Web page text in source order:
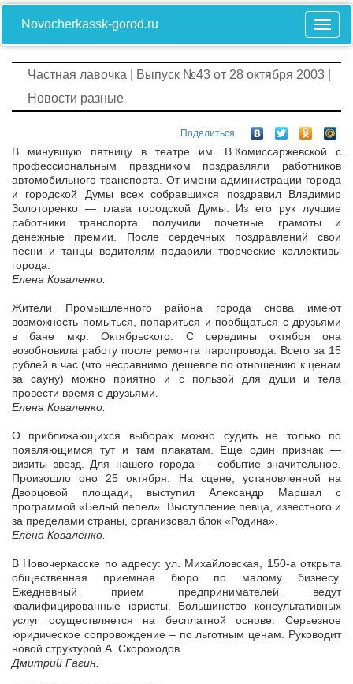
Novocherkassk-gorod.ru
Частная лавочка Выпуск №43 от 28 октября 2003
Новости разные
Поделиться
В минувшую пятницу в театре им. В.Комиссаржевской с
профессиональным праздником поздравляли работников
автомобильного транспорта. От имени администрации города
и городской Думы всех собравшихся поздравил Владимир
Золоторенко — глава городской Думы. Из его рук лучшие
работники транспорта получили почетные грамоты и
денежные премии. После сердечных поздравлений свои
песни и танцы водителям подарили творческие коллективы
города.
Елена Коваленко.
Жители Промышленного района города снова имеют
возможность помыться, попариться и пообщаться с друзьями
в бане мкр. Октябрьского. С середины октября она
возобновила работу после ремонта паропровода. Всего за 15
рублей в час (что несравнимо дешевле по отношению к ценам
за сауну) можно приятно и с пользой для души и тела
провести время с друзьями.
Елена Коваленко.
О приближающихся выборах можно судить не только по
появляющимся тут и там плакатам. Еще один признак —
визиты звезд. Для нашего города — событие значительное.
Произошло оно 25 октября. На сцене, установленной на
Дворцовой площади, выступил Александр Маршал с
программой «Белый пепел». Выступление певца, известного и
за пределами страны, организовал блок «Родина».
Елена Коваленко.
В Новочеркасске по адресу: ул. Михайловская, 150-а открыта
общественная приемная бюро по малому бизнесу.
Ежедневный прием предпринимателей ведут
квалифицированные юристы. Большинство консультативных
услуг осуществляется на бесплатной основе. Серьезное
юридическое сопровождение – по льготным ценам. Руководит
новой структурой А. Скороходов.
Дмитрий Гагин.